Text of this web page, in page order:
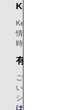
Keep My Fare
Keep My Fareは
情報や運賃情報
時間前まで）。
有料ラウンジ
ご出発前のひと
い。ANAウェブ
シコサイトを除く
はこちら